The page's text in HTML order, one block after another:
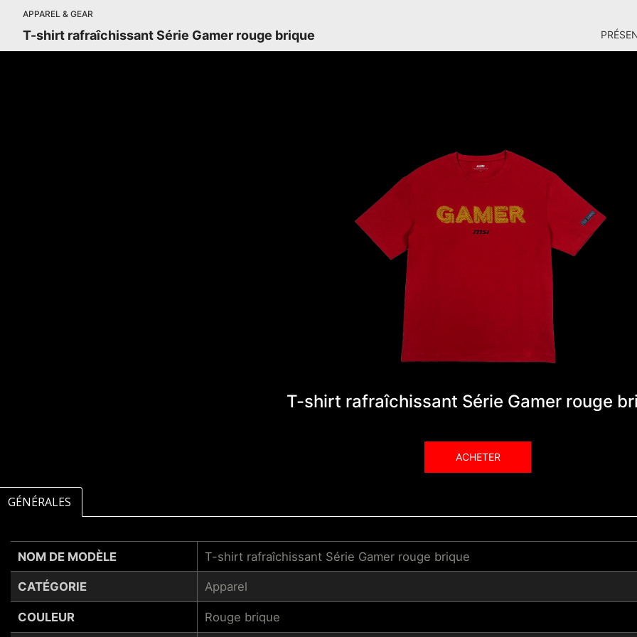
APPAREL & GEAR
T-shirt rafraîchissant Série Gamer rouge brique
T-shirt rafraîchissant Série Gamer rouge
ACHETER
GÉNÉRALES
NOM DE MODÈLE
CATÉGORIE
COULEUR
T-shirt rafraîchissant Série Gamer rouge brique
Apparel
Rouge brique